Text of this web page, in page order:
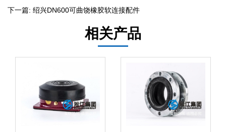
下一篇: 绍兴DN600可曲饶橡胶软连接配件
相关产品